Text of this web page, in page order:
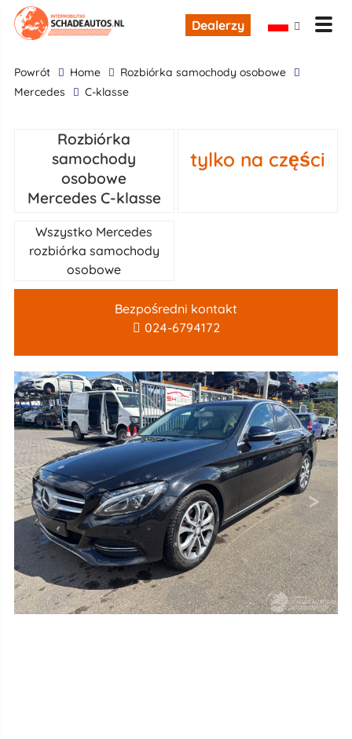
Dealerzy
powrót Home
rozbiórka samochody osobowe
Mercedes
C-klasse
Rozbiórka
samochody
osobowe
Mercedes C-klasse
tylko na części
Wszystko Mercedes
rozbiórka samochody
osobowe
Bezpośredni kontakt
024-6794172